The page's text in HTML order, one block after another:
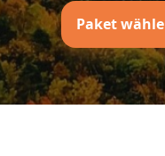
Paket